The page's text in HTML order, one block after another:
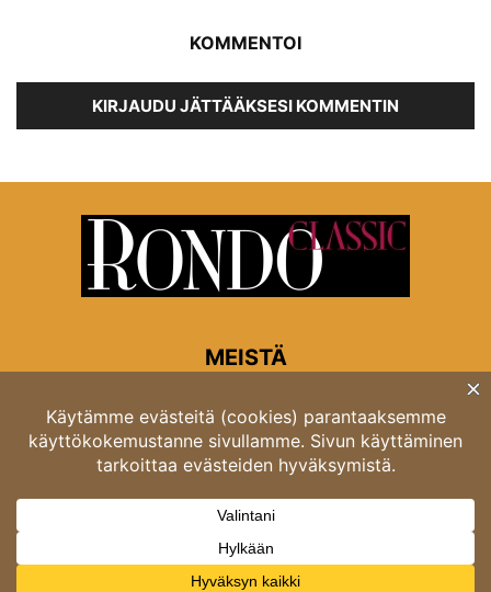
KOMMENTOI
KIRJAUDU JÄTTÄÄKSESI KOMMENTIN
MEISTÄ
Rondon toimitus
Opastinsilta 6A 00520 Helsinki
Asiakaspalvelu: puh. 03 4246 5318
asiakaspalvelu@rondo.fi
Ota meihin yhteyttä:toimitus@rondo.fi